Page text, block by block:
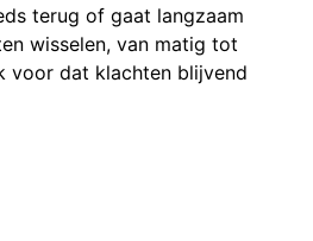
terug of gaat langzaam
wisselen, van matig tot
voor dat klachten blijvend